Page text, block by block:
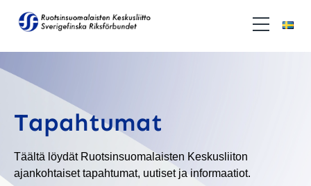
Tapahtumat
Täältä löydät Ruotsinsuomalaisten Keskusliiton
ajankohtaiset tapahtumat, uutiset ja informaatiot.